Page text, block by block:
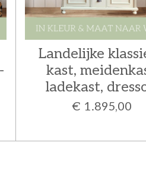
Landelijke
kast,
ladekast,
€ 1.895,00